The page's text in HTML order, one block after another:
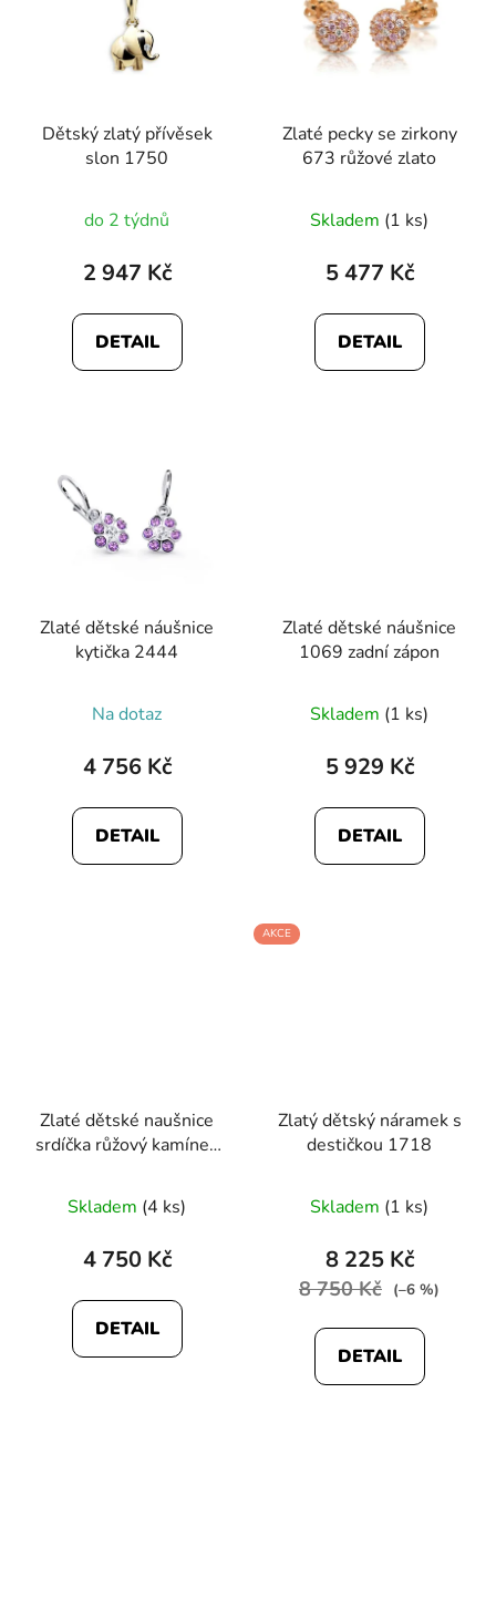
Dětský zlatý přívěsek
slon 1750
hodnocení
produktu
5,0
z
do 2 týdnů
2 947 Kč
DETAIL
Zlaté pecky se zirkony
673 růžové zlato
Skladem (1 ks)
5 477 Kč
DETAIL
Zlaté dětské náušnice
kytička 2444
Na dotaz
4 756 Kč
DETAIL
Zlaté dětské náušnice
1069 zadní zápon
Skladem (1 ks)
5 929 Kč
DETAIL
Zlaté dětské naušnice
srdíčka růžový kamínek
Skladem (4 ks)
4 750 Kč
DETAIL
AKCE
Zlatý dětský náramek s
destičkou 1718
Skladem (1 ks)
8 225 Kč
8 750 Kč (–6 %)
DETAIL